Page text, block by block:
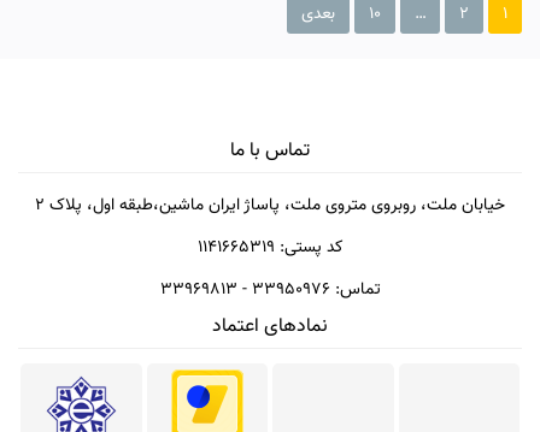
۱ ۲ … ۱۰ بعدی
تماس با ما
خیابان ملت، روبروی متروی ملت، پاساژ ایران ماشین،طبقه اول، پلاک 2
کد پستی: ۱۱۴۱۶۶۵۳۱۹
تماس: ۳۳۹۵۰۹۷۶ - ۳۳۹۶۹۸۱۳
نمادهای اعتماد